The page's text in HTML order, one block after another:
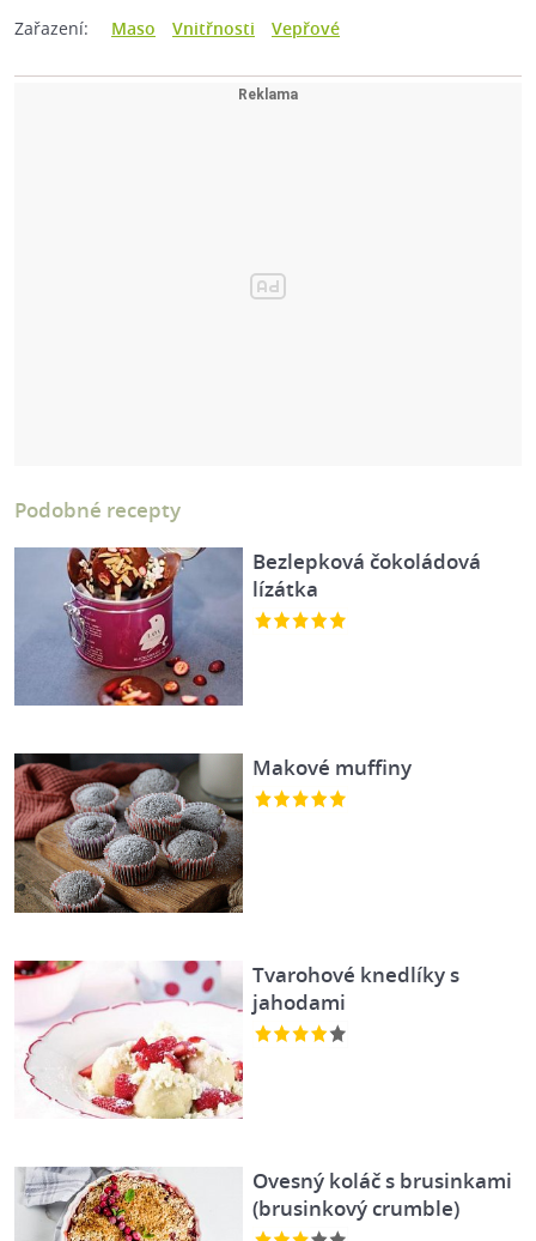
Zařazení: Maso Vnitřnosti Vepřové
Podobné recepty
Bezlepková čokoládová
lízátka
Makové muffiny
Tvarohové knedlíky s
jahodami
Ovesný koláč s brusinkami
(brusinkový crumble)